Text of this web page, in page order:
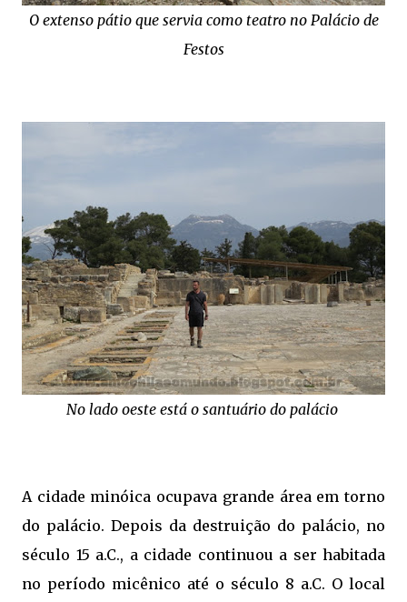
O extenso pátio que servia como teatro no Palácio de
Festos
No lado oeste está o santuário do palácio
A cidade minóica ocupava grande área em torno
do palácio. Depois da destruição do palácio, no
século 15 a.C., a cidade continuou a ser habitada
no período micênico até o século 8 a.C. O local